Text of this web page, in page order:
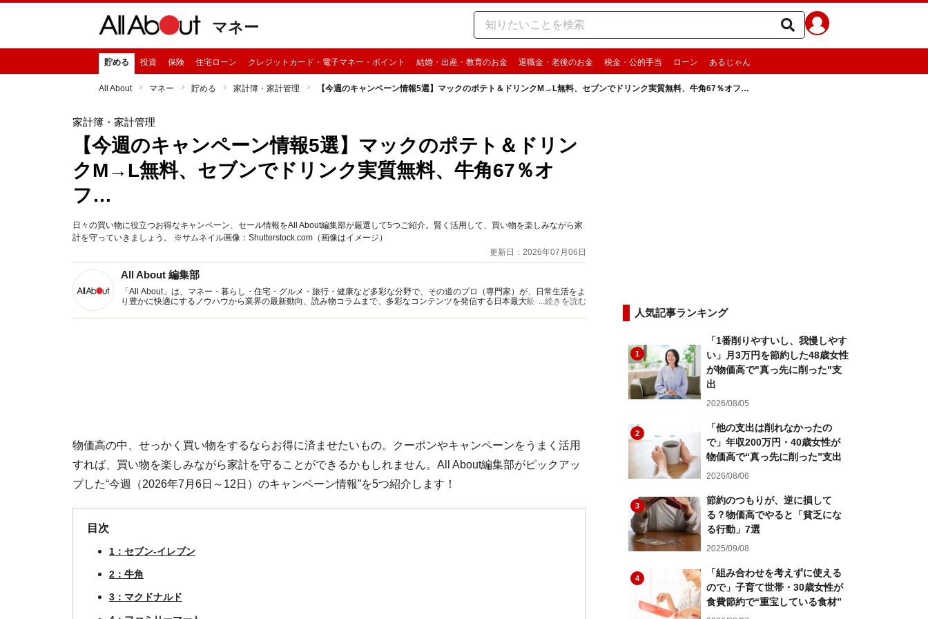
マネー
貯める 投資 保険 住宅ローン クレジットカード・電子マネー・ポイント 結婚・出産・教育のお金 退職金・老後のお金 税金・公的手当 ローン あるじゃん
All About マネー 貯める 家計簿・家計管理 【今週のキャンペーン情報5選】マックのポテト＆ドリンクM→L無料、セブンでドリンク実質無料、牛角67％オフ…
家計簿・家計管理
【今週のキャンペーン情報5選】マックのポテト＆ドリン
クM→L無料、セブンでドリンク実質無料、牛角67％オ
フ…
日々の買い物に役立つお得なキャンペーン、セール情報をAll About編集部が厳選して5つご紹介。賢く活用して、買い物を楽しみながら家
計を守っていきましょう。 ※サムネイル画像：Shutterstock.com（画像はイメージ）
更新日：2026年07月06日
All About 編集部
「All About」は、マネー・暮らし・住宅・グルメ・旅行・健康など多彩な分野で、その道のプロ（専門家）が、日常生活をよ
り豊かに快適にするノウハウから業界の最新動向、読み物コラムまで、多彩なコンテンツを発信する日本最大級の総合情報サ
...続きを読む
物価高の中、せっかく買い物をするならお得に済ませたいもの。クーポンやキャンペーンをうまく活用
すれば、買い物を楽しみながら家計を守ることができるかもしれません。All About編集部がピックアッ
プした“今週（2026年7月6日～12日）のキャンペーン情報”を5つ紹介します！
目次
1：セブン-イレブン
2：牛角
3：マクドナルド
人気記事ランキング
1
「1番削りやすいし、我慢しやす
い」月3万円を節約した48歳女性
が物価高で"真っ先に削った"支
出
2026/08/05
2
「他の支出は削れなかったの
で」年収200万円・40歳女性が
物価高で“真っ先に削った”支出
2026/08/06
3
節約のつもりが、逆に損して
る？物価高でやると「貧乏にな
る行動」7選
2025/09/08
4
「組み合わせを考えずに使える
ので」子育て世帯・30歳女性が
食費節約で“重宝している食材”